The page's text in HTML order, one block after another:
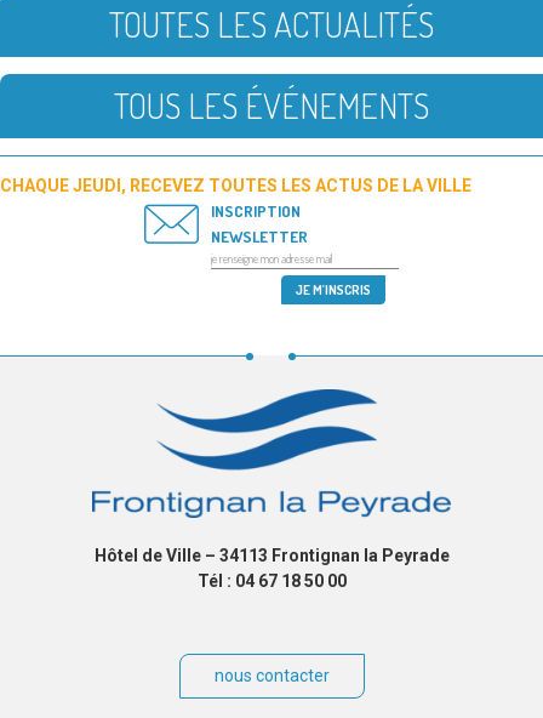
TOUTES LES ACTUALITÉS
TOUS LES ÉVÉNEMENTS
CHAQUE JEUDI, RECEVEZ TOUTES LES ACTUS DE LA VILLE
INSCRIPTION
NEWSLETTER
Hôtel de Ville – 34113 Frontignan la Peyrade
Tél : 04 67 18 50 00
nous contacter